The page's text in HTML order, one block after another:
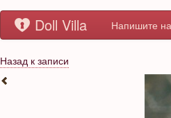
Doll Villa Напишите
Назад к записи